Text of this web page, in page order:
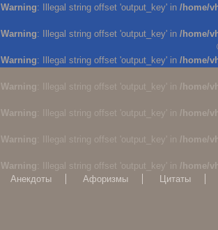
Warning: Illegal string offset 'output_key' in /home/
Warning: Illegal string offset 'output_key' in /home/
Warning: Illegal string offset 'output_key' in /home/
Warning : Illegal string offset 'output_key' in /home/
Warning : Illegal string offset 'output_key' in /home/
Warning : Illegal string offset 'output_key' in /home/
Warning : Illegal string offset 'output_key' in /home/
Анекдоты
Афоризмы Цитаты